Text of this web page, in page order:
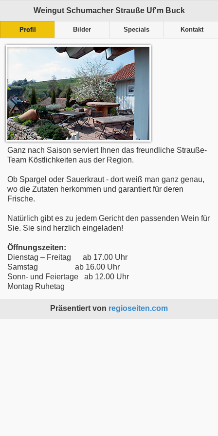
Weingut Schumacher Strauße Uf'm Buck
Profil Bilder Specials Kontakt
Ganz nach Saison serviert Ihnen das freundliche Strauße-
Team Köstlichkeiten aus der Region.
Ob Spargel oder Sauerkraut - dort weiß man ganz genau,
wo die Zutaten herkommen und garantiert für deren
Frische.
Natürlich gibt es zu jedem Gericht den passenden Wein für
Sie. Sie sind herzlich eingeladen!
Öffnungszeiten:
Dienstag – Freitag ab 17.00 Uhr
Samstag ab 16.00 Uhr
Sonn- und Feiertage ab 12.00 Uhr
Montag Ruhetag
Präsentiert von regioseiten.com